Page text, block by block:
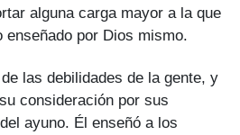
alguna carga mayor a la que
enseñado por Dios mismo.
las debilidades de la gente, y
consideración por sus
ayuno. Él enseñó a los